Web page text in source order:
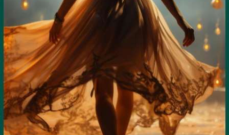
Групповые
и индивидуальные
тренировки.
КУПИТЬ АБОНЕМЕНТ